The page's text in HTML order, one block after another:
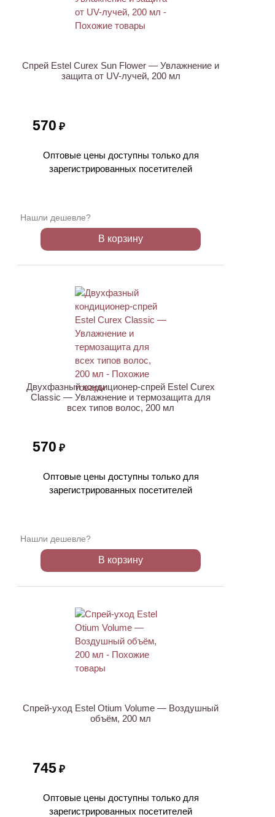
Спрей Estel Curex Sun Flower — Увлажнение и
защита от UV-лучей, 200 мл
570 ₽
Оптовые цены доступны только для
зарегистрированных посетителей
Нашли дешевле?
В корзину
Двухфазный кондиционер-спрей Estel Curex
Classic — Увлажнение и термозащита для
всех типов волос, 200 мл
570 ₽
Оптовые цены доступны только для
зарегистрированных посетителей
Нашли дешевле?
В корзину
Спрей-уход Estel Otium Volume — Воздушный
объём, 200 мл
745 ₽
Оптовые цены доступны только для
зарегистрированных посетителей